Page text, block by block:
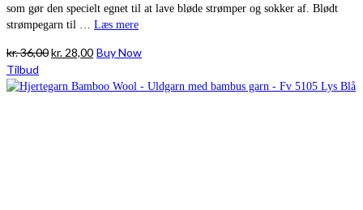
som gør den specielt egnet til at lave bløde strømper og sokker af. Blødt
strømpegarn til … Læs mere
kr.36,00Den
pris
kr. 28,00Den
pris
Buy Now
Tilbud